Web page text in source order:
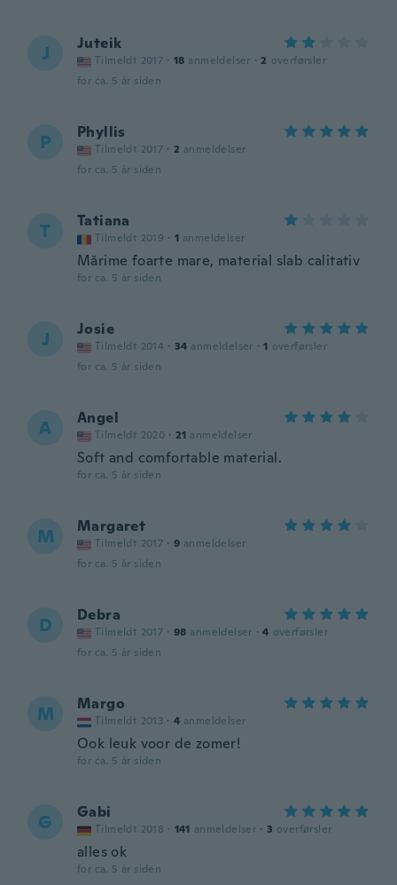
J Juteik
Tilmeldt 2017 · 18 anmeldelser · 2 overførsler
for ca. 5 år siden
P Phyllis
Tilmeldt 2017 · 2 anmeldelser
for ca. 5 år siden
T Tatiana
Tilmeldt 2019 · 1 anmeldelser
Mărime foarte mare, material slab calitativ
for ca. 5 år siden
J Josie
Tilmeldt 2014 · 34 anmeldelser · 1 overførsler
for ca. 5 år siden
A Angel
Tilmeldt 2020 · 21 anmeldelser
Soft and comfortable material.
for ca. 5 år siden
M Margaret
Tilmeldt 2017 · 9 anmeldelser
for ca. 5 år siden
D Debra
Tilmeldt 2017 · 98 anmeldelser · 4 overførsler
for ca. 5 år siden
M Margo
Tilmeldt 2013 · 4 anmeldelser
Ook leuk voor de zomer!
for ca. 5 år siden
G Gabi
Tilmeldt 2018 · 141 anmeldelser · 3 overførsler
alles ok
for ca. 5 år siden